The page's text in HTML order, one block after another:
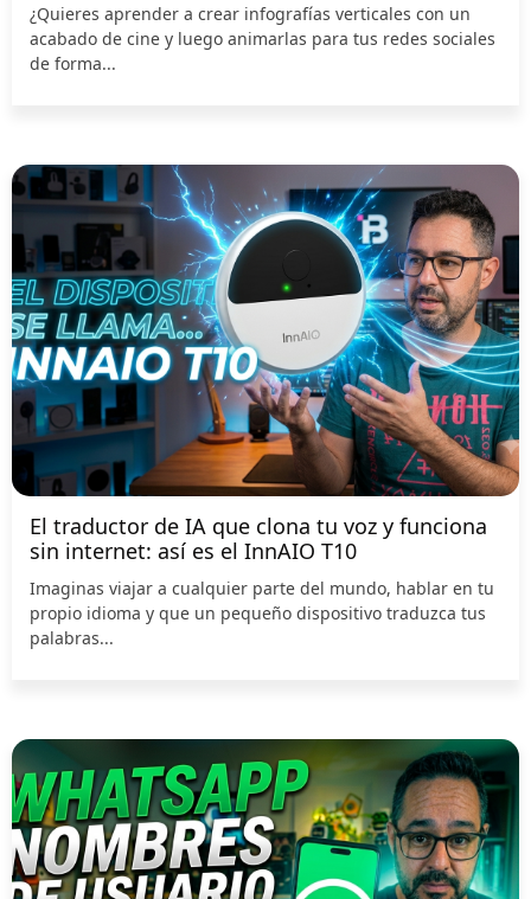
¿Quieres aprender a crear infografías verticales con un
acabado de cine y luego animarlas para tus redes sociales
de forma...
El traductor de IA que clona tu voz y funciona
sin internet: así es el InnAIO T10
Imaginas viajar a cualquier parte del mundo, hablar en tu
propio idioma y que un pequeño dispositivo traduzca tus
palabras...